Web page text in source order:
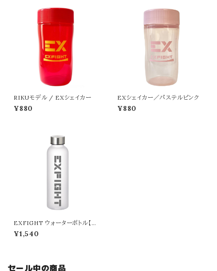
RIKUモデル / EXシェイカー
¥880
EXシェイカー／パステルピンク
¥880
EXFIGHT ウォーターボトル【57
0ml】／ホワイト
¥1,540
セール中の商品